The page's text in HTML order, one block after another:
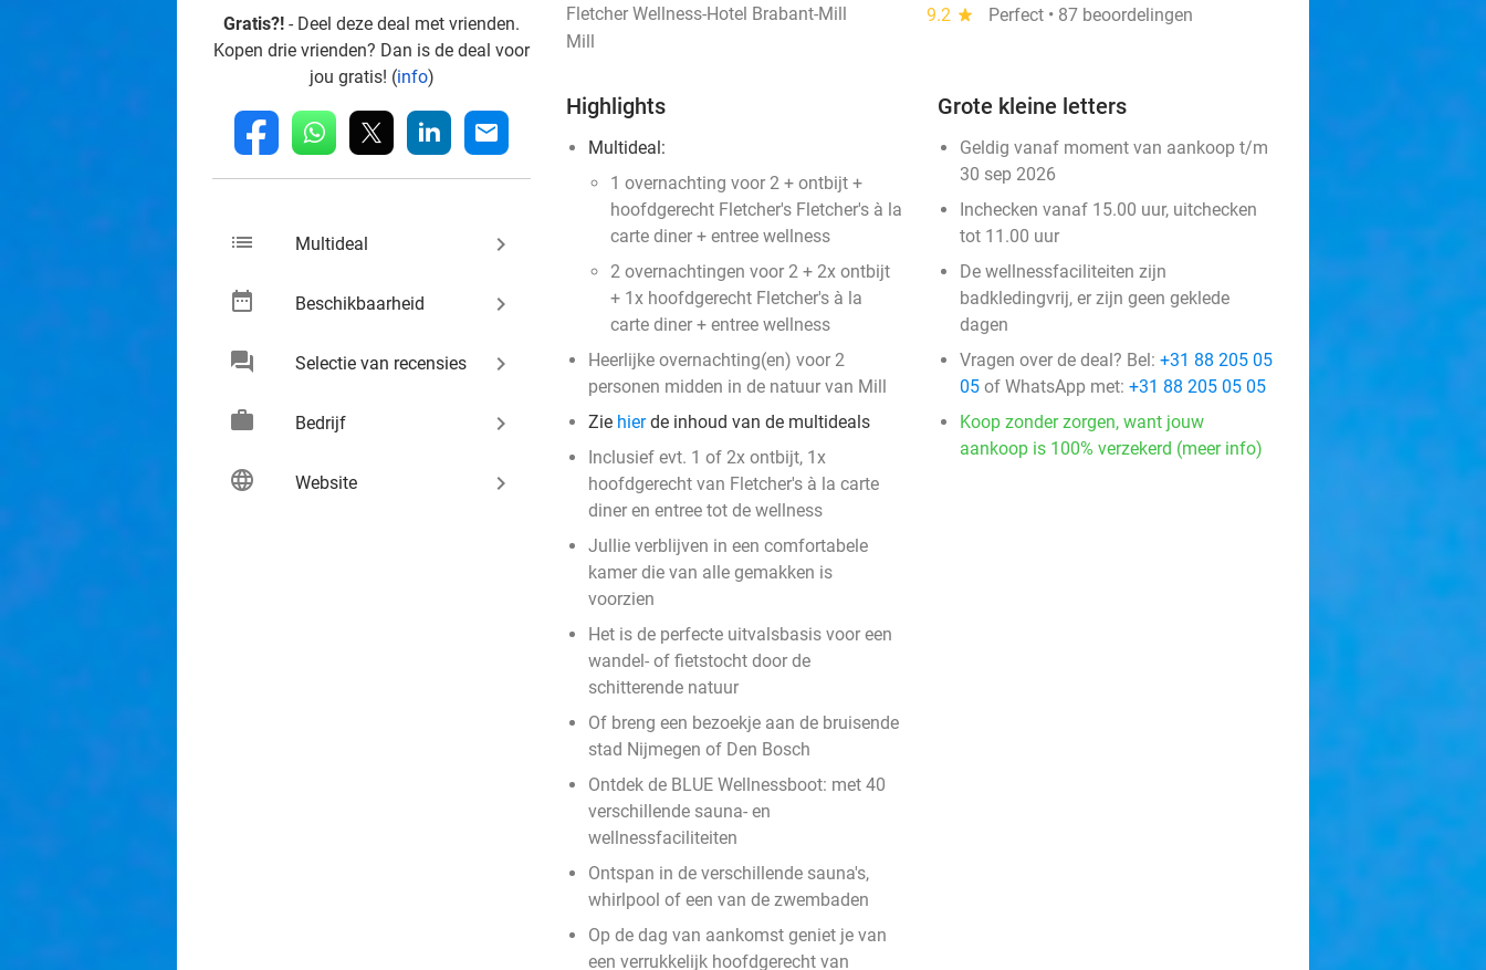
Gratis?! - Deel deze deal met vrienden.
Kopen drie vrienden? Dan is de deal voor
jou gratis! (info)
fb whatsapp linkedin mail
list Multideal keyboard_arrow_right
date_range Beschikbaarheid keyboard_arrow_right
chat Selectie van recensies keyboard_arrow_right
work Bedrijf keyboard_arrow_right
language Website keyboard_arrow_right
Fletcher Wellness-Hotel Brabant-Mill 9.2 star
Perfect • 87 beoordelingen
Mill
Highlights
Multideal:
1 overnachting voor 2 + ontbijt +
hoofdgerecht Fletcher's Fletcher's à la
carte diner + entree wellness
2 overnachtingen voor 2 + 2x ontbijt
+ 1x hoofdgerecht Fletcher's à la
carte diner + entree wellness
Heerlijke overnachting(en) voor 2
personen midden in de natuur van Mill
Zie hierde inhoud van de multideals
Inclusief evt. 1 of 2x ontbijt, 1x
hoofdgerecht van Fletcher's à la carte
diner en entree tot de wellness
Jullie verblijven in een comfortabele
kamer die van alle gemakken is
voorzien
Het is de perfecte uitvalsbasis voor een
wandel- of fietstocht door de
schitterende natuur
Of breng een bezoekje aan de bruisende
stad Nijmegen of Den Bosch
Ontdek de BLUE Wellnessboot: met 40
verschillende sauna- en
wellnessfaciliteiten
Ontspan in de verschillende sauna's,
whirlpool of een van de zwembaden
Op de dag van aankomst geniet je van
een verrukkelijk hoofdgerecht van
Grote kleine letters
Geldig vanaf moment van aankoop t/m
30 sep 2026
Inchecken vanaf 15.00 uur, uitchecken
tot 11.00 uur
De wellnessfaciliteiten zijn
badkledingvrij, er zijn geen geklede
dagen
Vragen over de deal? Bel: +31 88 205 05
05 of WhatsApp met: +31 88 205 05 05
Koop zonder zorgen, want jouw
aankoop is 100% verzekerd (meer info)